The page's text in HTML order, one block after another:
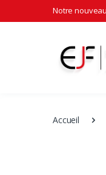
Notre
Accueil